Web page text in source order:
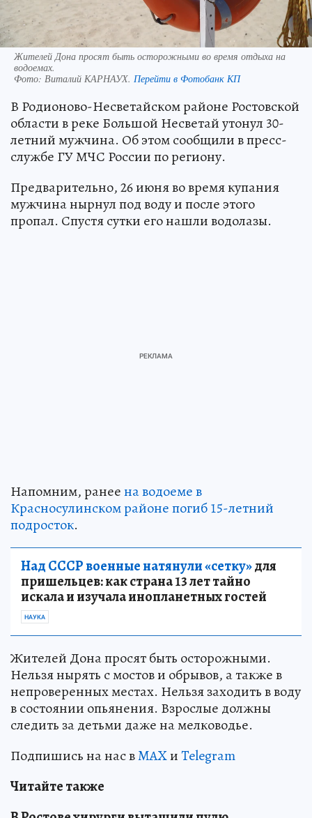
Жителей Дона просят быть осторожными во время отдыха на
водоемах.
Фото: Виталий КАРНАУХ. Перейти в Фотобанк КП
В Родионово-Несветайском районе Ростовской
области в реке Большой Несветай утонул 30-
летний мужчина. Об этом сообщили в пресс-
службе ГУ МЧС России по региону.
Предварительно, 26 июня во время купания
мужчина нырнул под воду и после этого
пропал. Спустя сутки его нашли водолазы.
Напомним, ранеена водоеме в
Красносулинском районе погиб 15-летний
подросток.
Над СССР военные натянули «сетку»для
пришельцев: как страна 13 лет тайно
искала и изучала инопланетных гостей
НАУКА
Жителей Дона просят быть осторожными.
Нельзя нырять с мостов и обрывов, а также в
непроверенных местах. Нельзя заходить в воду
в состоянии опьянения. Взрослые должны
следить за детьми даже на мелководье.
Подпишись на нас вMAXиTelegram
Читайте также